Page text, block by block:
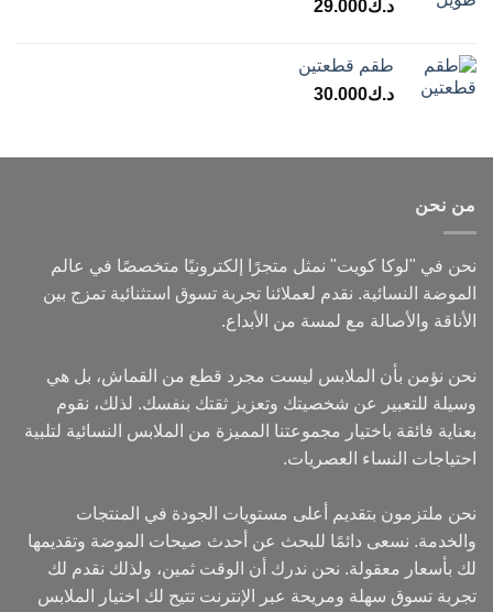
د.ك29.000
طقم قطعتين
د.ك30.000
من نحن
نحن في "لوكا كويت" نمثل متجرًا إلكترونيًا متخصصًا في عالم
الموضة النسائية. نقدم لعملائنا تجربة تسوق استثنائية تمزج بين
الأناقة والأصالة مع لمسة من الأبداع.
نحن نؤمن بأن الملابس ليست مجرد قطع من القماش، بل هي
وسيلة للتعبير عن شخصيتك وتعزيز ثقتك بنفسك. لذلك، نقوم
بعناية فائقة باختيار مجموعتنا المميزة من الملابس النسائية لتلبية
احتياجات النساء العصريات.
نحن ملتزمون بتقديم أعلى مستويات الجودة في المنتجات
والخدمة. نسعى دائمًا للبحث عن أحدث صيحات الموضة وتقديمها
لك بأسعار معقولة. نحن ندرك أن الوقت ثمين، ولذلك نقدم لك
تجربة تسوق سهلة ومريحة عبر الإنترنت تتيح لك اختيار الملابس